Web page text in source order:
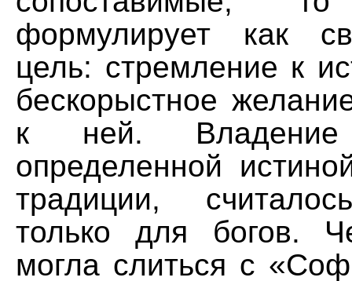
формулирует как
цель: стремление к
бескорыстное
к ней.
определенной
традиции,
только для богов.
могла слиться с